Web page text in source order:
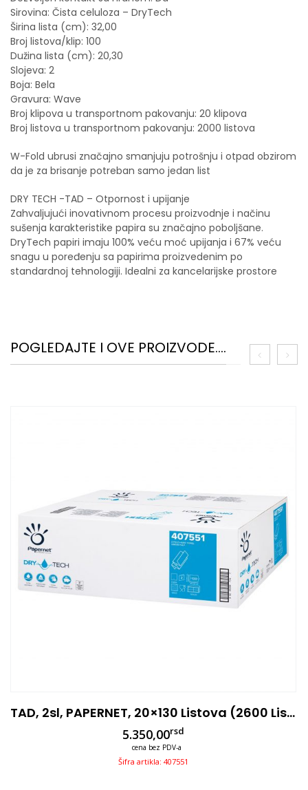
Sirovina: Čista celuloza – DryTech
Širina lista (cm): 32,00
Broj listova/klip: 100
Dužina lista (cm): 20,30
Slojeva: 2
Boja: Bela
Gravura: Wave
Broj klipova u transportnom pakovanju: 20 klipova
Broj listova u transportnom pakovanju: 2000 listova
W-Fold ubrusi značajno smanjuju potrošnju i otpad obzirom
da je za brisanje potreban samo jedan list
DRY TECH -TAD – Otpornost i upijanje
Zahvaljujući inovativnom procesu proizvodnje i načinu
sušenja karakteristike papira su značajno poboljšane.
DryTech papiri imaju 100% veću moć upijanja i 67% veću
snagu u poređenju sa papirima proizvedenim po
standardnoj tehnologiji. Idealni za kancelarijske prostore
POGLEDAJTE I OVE PROIZVODE....
TAD, 2sl, PAPERNET, 20×130 Listova (2600 Listova), Z Fold
5.350,00rsd
cena bez PDV-a
Šifra artikla: 407551